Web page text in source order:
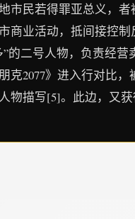
市民若得罪亚总义，
商业活动，抵间接控
的二号人物，负责经
克2077》进入行对比
物描写[5]。此边，又获